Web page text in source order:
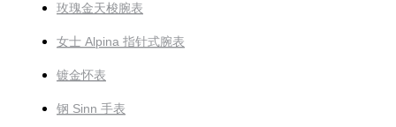
玫瑰金天梭腕表
女士 Alpina 指针式腕表
镀金怀表
钢 Sinn 手表